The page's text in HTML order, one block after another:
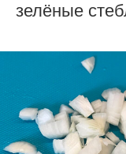
зелёные